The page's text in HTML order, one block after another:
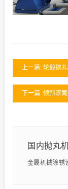
上一篇: 轮毂抛
下一篇: 倾斜滚
国内抛丸
金晟机械除锈